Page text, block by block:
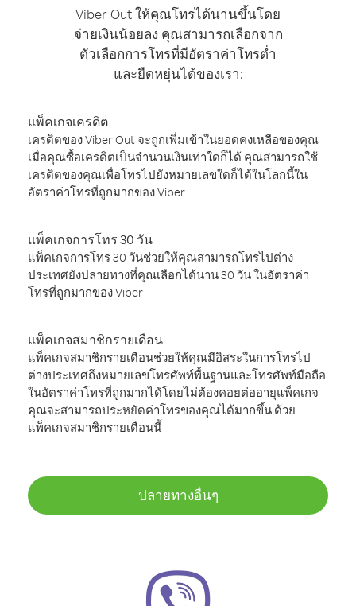
Viber Out ให้คุณโทรได้นานขึ้นโดย
จ่ายเงินน้อยลง คุณสามารถเลือกจาก
ตัวเลือกการโทรที่มีอัตราค่าโทรต่ำ
และยืดหยุ่นได้ของเรา:
แพ็คเกจเครดิต
เครดิตของ Viber Out จะถูกเพิ่มเข้าในยอดคงเหลือของคุณ
เมื่อคุณซื้อเครดิตเป็นจำนวนเงินเท่าใดก็ได้ คุณสามารถใช้
เครดิตของคุณเพื่อโทรไปยังหมายเลขใดก็ได้ในโลกนี้ใน
อัตราค่าโทรที่ถูกมากของ Viber
แพ็คเกจการโทร 30 วัน
แพ็คเกจการโทร 30 วันช่วยให้คุณสามารถโทรไปต่าง
ประเทศยังปลายทางที่คุณเลือกได้นาน 30 วัน ในอัตราค่า
โทรที่ถูกมากของ Viber
แพ็คเกจสมาชิกรายเดือน
แพ็คเกจสมาชิกรายเดือนช่วยให้คุณมีอิสระในการโทรไป
ต่างประเทศถึงหมายเลขโทรศัพท์พื้นฐานและโทรศัพท์มือถือ
ในอัตราค่าโทรที่ถูกมากได้โดยไม่ต้องคอยต่ออายุแพ็คเกจ
คุณจะสามารถประหยัดค่าโทรของคุณได้มากขึ้น ด้วย
แพ็คเกจสมาชิกรายเดือนนี้
ปลายทางอื่นๆ